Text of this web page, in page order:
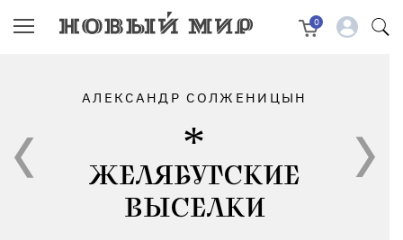
0
АЛЕКСАНДР СОЛЖЕНИЦЫН
ЖЕЛЯБУГСКИЕ
ВЫСЕЛКИ